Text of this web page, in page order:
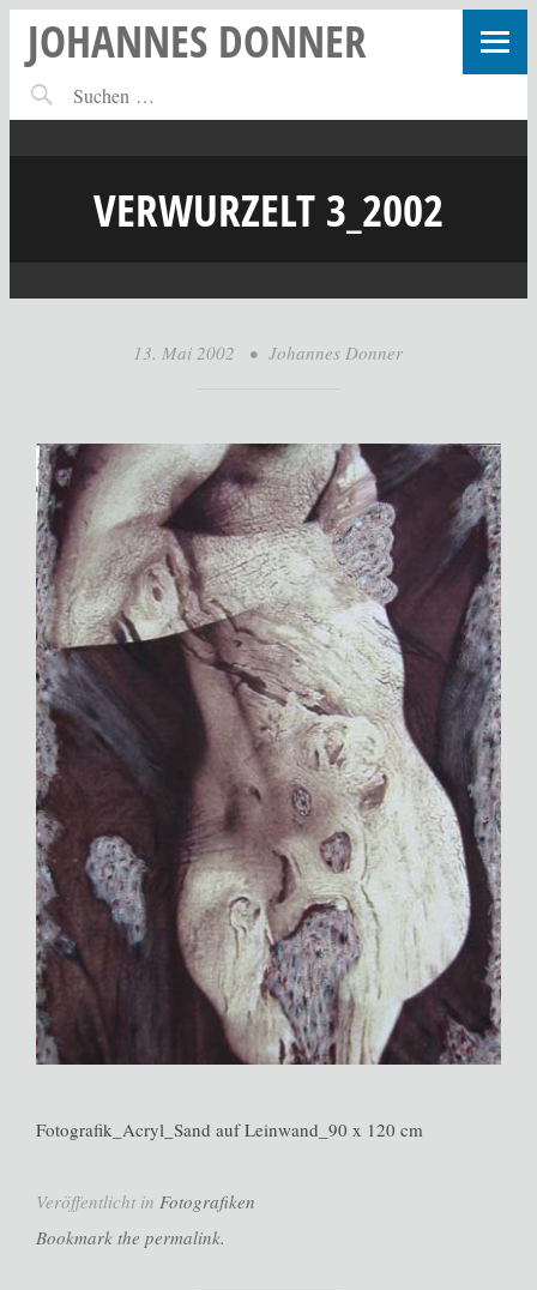
JOHANNES DONNER
VERWURZELT 3_2002
13. Mai 2002 • Johannes Donner
Fotografik_Acryl_Sand auf Leinwand_90 x 120 cm
Veröffentlicht in Fotografiken
Bookmark the permalink.